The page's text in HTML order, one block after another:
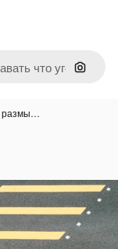
Поиск
размы…